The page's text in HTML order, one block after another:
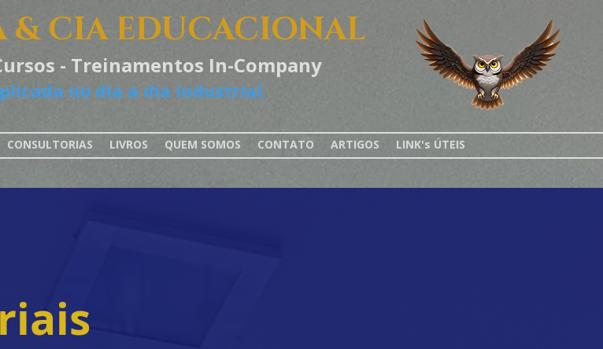
& CIA EDUCACIONAL
- Treinamentos In-Company
no dia a dia industrial.
CONSULTORIAS LIVROS QUEM SOMOS CONTATO ARTIGOS LINK's ÚTEIS